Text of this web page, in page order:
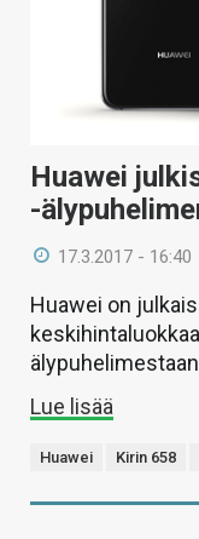
Huawei
-
17.3.2017 - 16:40
Huawei on
Lue lisää
Huawei Kirin 658